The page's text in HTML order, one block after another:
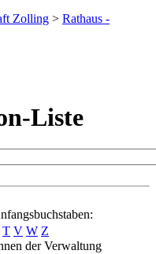
Zolling > Rathaus -
Liste
T V W Z
der Verwaltung